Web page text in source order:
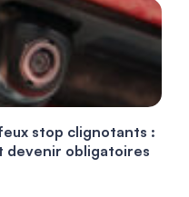
stop clignotants :
devenir obligatoires